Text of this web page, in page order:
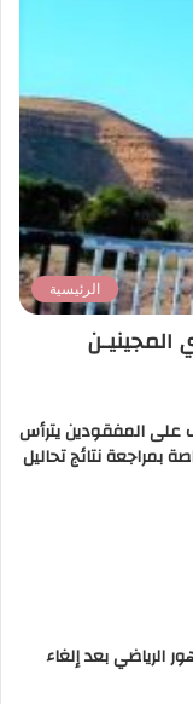
الرئيسية
على المفقودين يترأس
بمراجعة نتائج تحاليل
الرياضي بعد إلغاء